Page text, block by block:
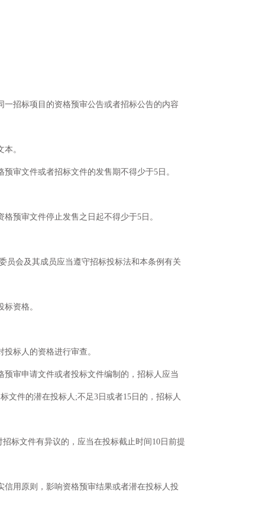
招标项目的资格预审公告或者招标公告的内容
。
审文件或者招标文件的发售期不得少于5日。
预审文件停止发售之日起不得少于5日。
员会及其成员应当遵守招标投标法和本条例有关
资格。
标人的资格进行审查。
审申请文件或者投标文件编制的，招标人应当
文件的潜在投标人;不足3日或者15日的，招标人
标文件有异议的，应当在投标截止时间10日前提
用原则，影响资格预审结果或者潜在投标人投